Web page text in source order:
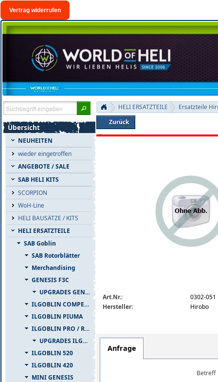
Vertrag widerrufen
Übersicht
NEUHEITEN
wieder eingetroffen
ANGEBOTE / SALE
SAB HELI KITS
SCORPION
WoH-Line
HELI BAUSÄTZE / KITS
HELI ERSATZTEILE
SAB Goblin
SAB Rotorblätter
Merchandising
GENESIS F3C
UPGRADES GENESIS F3C
ILGOBLIN COMPETIZIONE
ILGOBLIN PIUMA
ILGOBLIN PRO / RAW 700
UPGRADES ILGOBLIN PRO / RAW 700
ILGOBLIN 520
ILGOBLIN 420
MINI GENESIS
HELI ERSATZTEILE
Ersatzteile
Zurück
Art.Nr.:
0302-051
Hersteller:
Hirobo
Anfrage
Betreff